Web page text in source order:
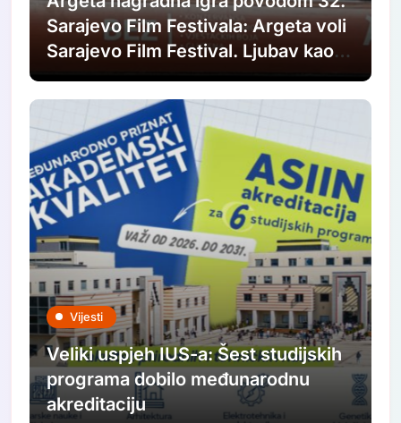
Sarajevo Film Festivala: Argeta voli
Sarajevo Film Festival. Ljubav kao u
filmovima.
Vijesti
Veliki uspjeh IUS-a: Šest studijskih
programa dobilo međunarodnu
akreditaciju